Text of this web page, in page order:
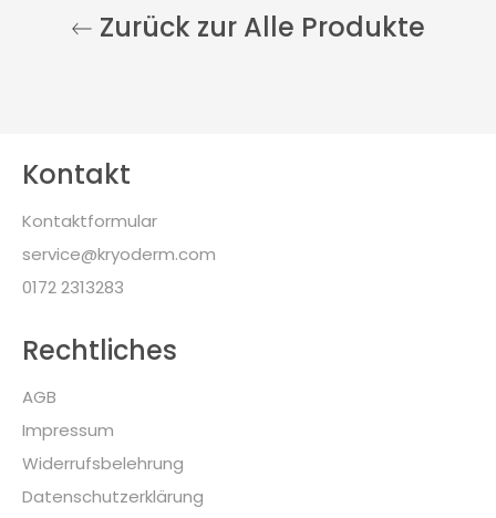
Zurück zur Alle Produkte
Kontakt
Kontaktformular
service@kryoderm.com
0172 2313283
Rechtliches
AGB
Impressum
Widerrufsbelehrung
Datenschutzerklärung